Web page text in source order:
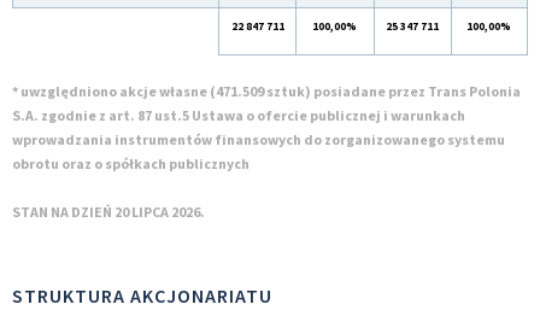
22 847 711 100,00% 25 347 711 100,00%
* uwzględniono akcje własne (471.509 sztuk) posiadane przez Trans Polonia
S.A. zgodnie z art. 87 ust.5 Ustawa o ofercie publicznej i warunkach
wprowadzania instrumentów finansowych do zorganizowanego systemu
obrotu oraz o spółkach publicznych
STAN NA DZIEŃ 20 LIPCA 2026.
STRUKTURA AKCJONARIATU